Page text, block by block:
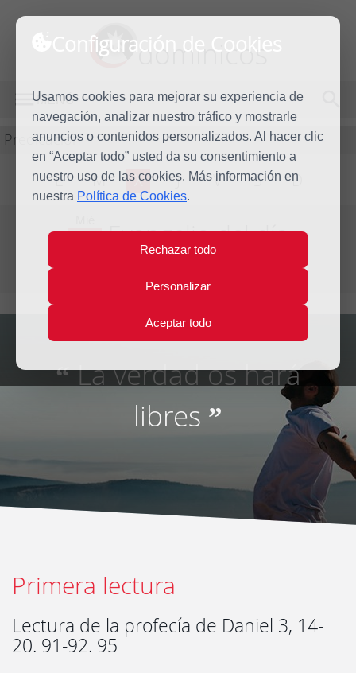
Configuración de Cookies
Usamos cookies para mejorar su experiencia de
navegación, analizar nuestro tráfico y mostrarle
anuncios o contenidos personalizados. Al hacer clic
en “Aceptar todo” usted da su consentimiento a
nuestro uso de las cookies. Más información en
nuestra Política de Cookies.
Rechazar todo
Personalizar
Aceptar todo
dominicos
MENÚ
Predicación
L M X J V S D
29 Evangelio del día
“La verdad os hará
libres ”
Primera lectura
Lectura de la profecía de Daniel 3, 14-
20. 91-92. 95